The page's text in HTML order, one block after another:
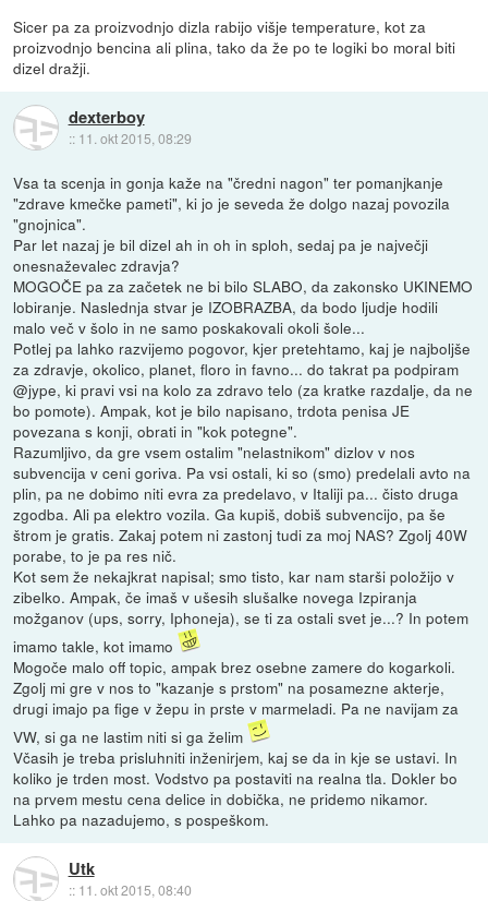
Sicer pa za proizvodnjo dizla rabijo višje temperature, kot za
proizvodnjo bencina ali plina, tako da že po te logiki bo moral biti
dizel dražji.
dexterboy
:: 11. okt 2015, 08:29
Vsa ta scenja in gonja kaže na "čredni nagon" ter pomanjkanje
"zdrave kmečke pameti", ki jo je seveda že dolgo nazaj povozila
"gnojnica".
Par let nazaj je bil dizel ah in oh in sploh, sedaj pa je največji
onesnaževalec zdravja?
MOGOČE pa za začetek ne bi bilo SLABO, da zakonsko UKINEMO
lobiranje. Naslednja stvar je IZOBRAZBA, da bodo ljudje hodili
malo več v šolo in ne samo poskakovali okoli šole...
Potlej pa lahko razvijemo pogovor, kjer pretehtamo, kaj je najboljše
za zdravje, okolico, planet, floro in favno... do takrat pa podpiram
@jype, ki pravi vsi na kolo za zdravo telo (za kratke razdalje, da ne
bo pomote). Ampak, kot je bilo napisano, trdota penisa JE
povezana s konji, obrati in "kok potegne".
Razumljivo, da gre vsem ostalim "nelastnikom" dizlov v nos
subvencija v ceni goriva. Pa vsi ostali, ki so (smo) predelali avto na
plin, pa ne dobimo niti evra za predelavo, v Italiji pa... čisto druga
zgodba. Ali pa elektro vozila. Ga kupiš, dobiš subvencijo, pa še
štrom je gratis. Zakaj potem ni zastonj tudi za moj NAS? Zgolj 40W
porabe, to je pa res nič.
Kot sem že nekajkrat napisal; smo tisto, kar nam starši položijo v
zibelko. Ampak, če imaš v ušesih slušalke novega Izpiranja
možganov (ups, sorry, Iphoneja), se ti za ostali svet je...? In potem
imamo takle, kot imamo
Mogoče malo off topic, ampak brez osebne zamere do kogarkoli.
Zgolj mi gre v nos to "kazanje s prstom" na posamezne akterje,
drugi imajo pa fige v žepu in prste v marmeladi. Pa ne navijam za
VW, si ga ne lastim niti si ga želim
Včasih je treba prisluhniti inženirjem, kaj se da in kje se ustavi. In
koliko je trden most. Vodstvo pa postaviti na realna tla. Dokler bo
na prvem mestu cena delice in dobička, ne pridemo nikamor.
Lahko pa nazadujemo, s pospeškom.
Utk
:: 11. okt 2015, 08:40